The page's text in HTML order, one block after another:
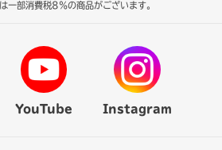
一部消費税8％の商品がございます。
YouTube Instagram